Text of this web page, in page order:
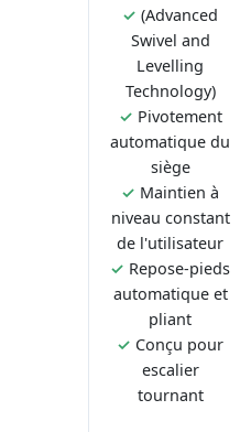
✓ (Advanced
Swivel and
Levelling
Technology)
✓ Pivotement
automatique du
siège
✓ Maintien à
niveau constant
de l'utilisateur
✓ Repose-pieds
automatique et
pliant
✓ Conçu pour
escalier
tournant